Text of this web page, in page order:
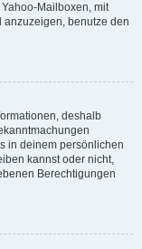
Mailboxen, mit
anzuzeigen, benutze den
deshalb
in deinem persönlichen
kannst oder nicht,
Berechtigungen